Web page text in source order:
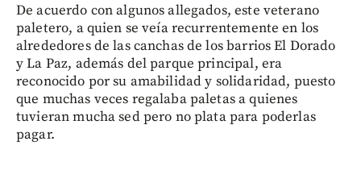
De acuerdo con algunos allegados, este veterano
paletero, a quien se veía recurrentemente en los
alrededores de las canchas de los barrios El Dorado
y La Paz, además del parque principal, era
reconocido por su amabilidad y solidaridad, puesto
que muchas veces regalaba paletas a quienes
tuvieran mucha sed pero no plata para poderlas
pagar.